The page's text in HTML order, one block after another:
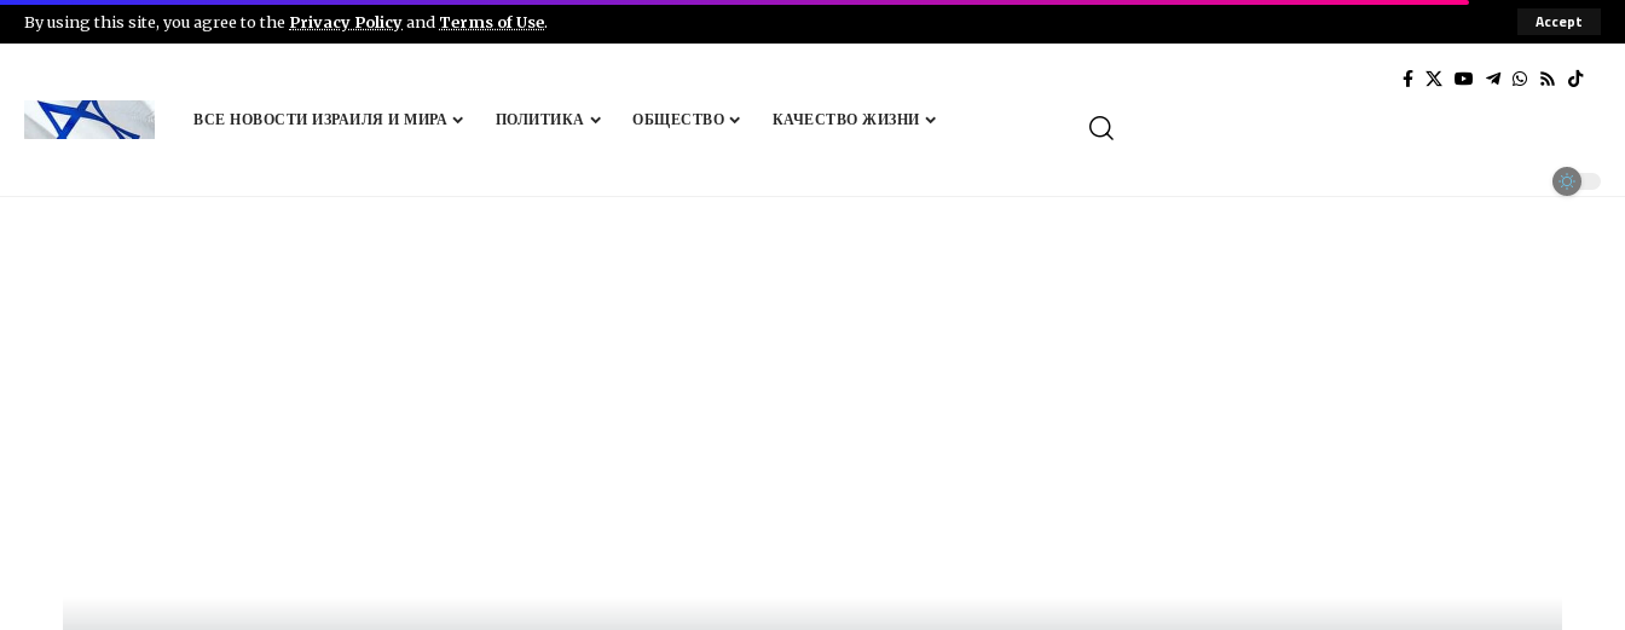
By using this site, you agree to the Privacy Policyand Terms of Use. Accept
ВСЕ НОВОСТИ ИЗРАИЛЯ И МИРА ПОЛИТИКА ОБЩЕСТВО КАЧЕСТВО ЖИЗНИ